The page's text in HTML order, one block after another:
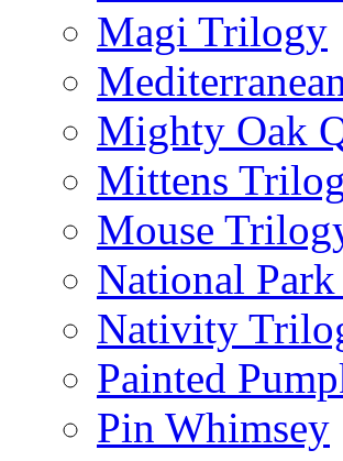
Magi Trilogy
Mighty Oak
Mittens
Mouse
National Park
Nativity
Painted
Pin Whimsey